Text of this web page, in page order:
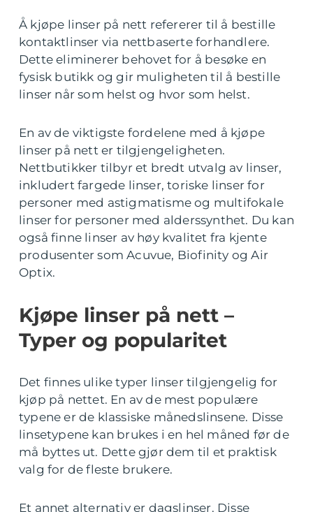
Å kjøpe linser på nett refererer til å bestille
kontaktlinser via nettbaserte forhandlere.
Dette eliminerer behovet for å besøke en
fysisk butikk og gir muligheten til å bestille
linser når som helst og hvor som helst.
En av de viktigste fordelene med å kjøpe
linser på nett er tilgjengeligheten.
Nettbutikker tilbyr et bredt utvalg av linser,
inkludert fargede linser, toriske linser for
personer med astigmatisme og multifokale
linser for personer med alderssynthet. Du kan
også finne linser av høy kvalitet fra kjente
produsenter som Acuvue, Biofinity og Air
Optix.
Kjøpe linser på nett –
Typer og popularitet
Det finnes ulike typer linser tilgjengelig for
kjøp på nettet. En av de mest populære
typene er de klassiske månedslinsene. Disse
linsetypene kan brukes i en hel måned før de
må byttes ut. Dette gjør dem til et praktisk
valg for de fleste brukere.
Et annet alternativ er dagslinser. Disse